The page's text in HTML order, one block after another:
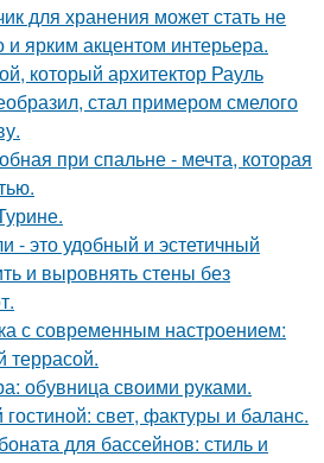
для хранения может стать не
и ярким акцентом интерьера.
который архитектор Рауль
стал примером смелого
при спальне - мечта, которая
- это удобный и эстетичный
и выровнять стены без
с современным настроением:
террасой.
обувница своими руками.
свет, фактуры и баланс.
для бассейнов: стиль и